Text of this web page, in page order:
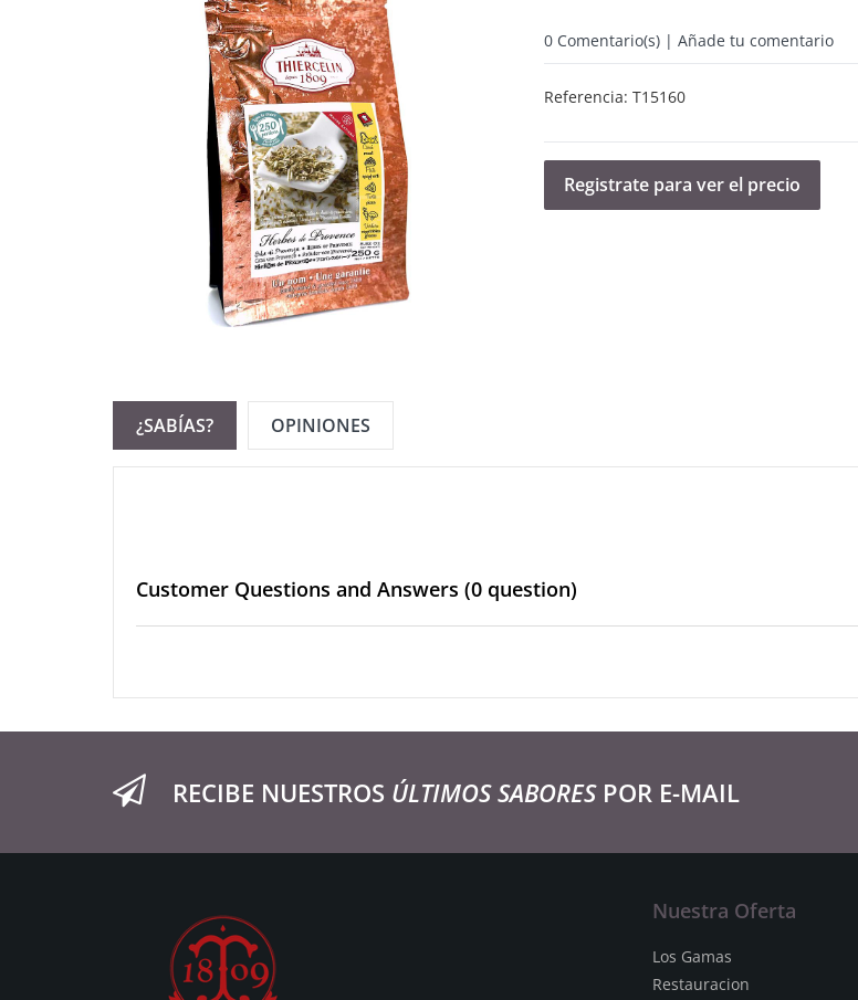
0 Comentario(s) | Añade tu comentario
Referencia: T15160
Registrate para ver el precio
¿SABÍAS? OPINIONES
Customer Questions and Answers (0 question)
RECIBE NUESTROS ÚLTIMOS SABORESPOR E-MAIL
Nuestra Oferta
Los Gamas
Restauracion